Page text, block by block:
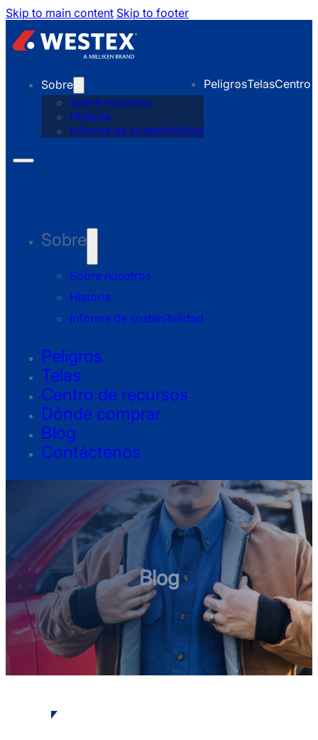
Skip to main content Skip to footer
Sobre
Sobre nosotros
Historia
Informe de sostenibilidad
PeligrosTelasCentro
Sobre
Sobre nosotros
Historia
Informe de sostenibilidad
Peligros
Telas
Centro de recursos
Dónde comprar
Blog
Contáctenos
Blog